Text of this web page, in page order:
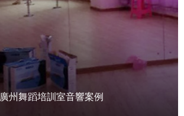
廣州舞蹈培訓室音響案例